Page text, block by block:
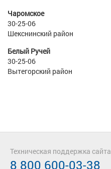
Чаромское
30-25-06
Шекснинский район
Белый Ручей
30-25-06
Вытегорский район
Техническая поддержка сайта
8 800 600-03-38